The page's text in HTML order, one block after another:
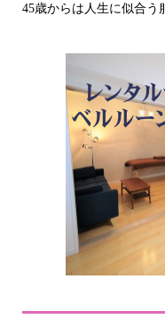
その立場で信頼される見